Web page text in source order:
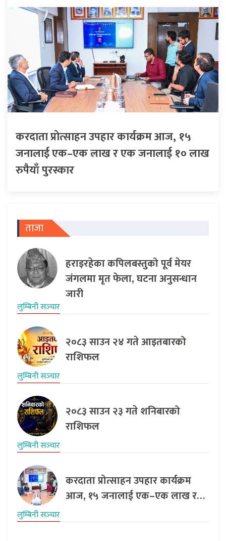
करदाता प्रोत्साहन उपहार कार्यक्रम आज, १५
जनालाई एक–एक लाख र एक जनालाई १० लाख
रुपैयाँ पुरस्कार
ताजा
हराइरहेका कपिलबस्तुको पूर्व मेयर
जंगलमा मृत फेला, घटना अनुसन्धान
जारी
लुम्बिनी सञ्‍चार
२०८३ साउन २४ गते आइतबारको
राशिफल
लुम्बिनी सञ्‍चार
२०८३ साउन २३ गते शनिबारको
राशिफल
लुम्बिनी सञ्‍चार
करदाता प्रोत्साहन उपहार कार्यक्रम
आज, १५ जनालाई एक–एक लाख र…
लुम्बिनी सञ्‍चार